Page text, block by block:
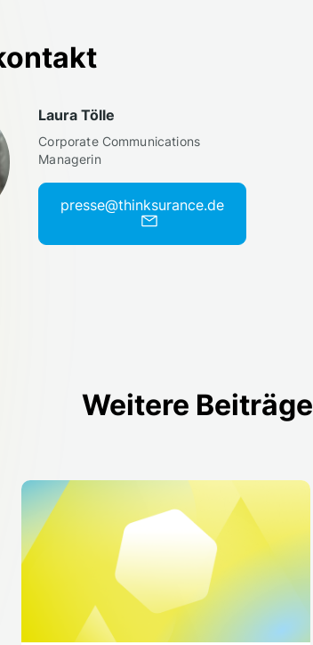
Laura Tölle
Corporate Communications
Managerin
presse@thinksurance.de
Weitere Beiträge